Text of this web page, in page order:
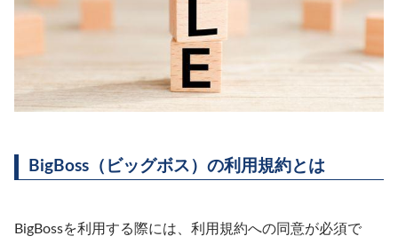
BigBoss（ビッグボス）の利用規約とは
BigBossを利用する際には、利用規約への同意が必須で